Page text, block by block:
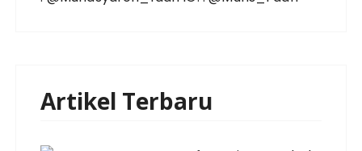
Artikel Terbaru